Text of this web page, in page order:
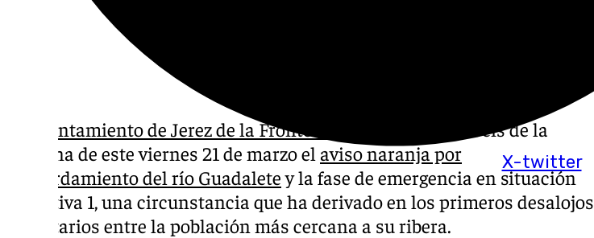
X-twitter
Ayuntamiento de Jerez de la Frontera
ha activado a las seis de la
mañana de este viernes 21 de marzo el aviso naranja por
desbordamiento del río Guadaletey la fase de emergencia en situación
operativa 1, una circunstancia que ha derivado en los primeros desalojos
voluntarios entre la población más cercana a su ribera.